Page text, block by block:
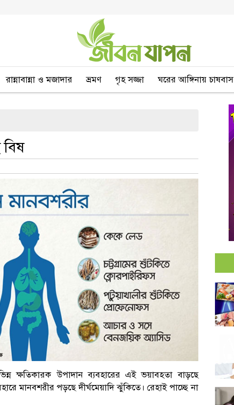
রান্নাবান্না ও মজাদার ভ্রমণ গৃহ সজ্জা ঘরের আঙ্গিনায় চাষবাস
ক্ষতিকারক উপাদান ব্যবহারের এই ভয়াবহতা বাড়ছে
মানবশরীর পড়ছে দীর্ঘমেয়াদি ঝুঁকিতে। রেহাই পাচ্ছে না